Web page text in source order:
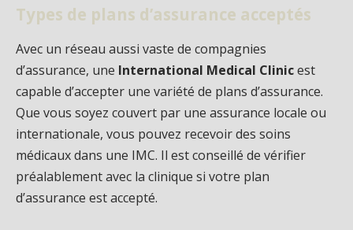
Types de plans d’assurance acceptés
Avec un réseau aussi vaste de compagnies
d’assurance, une International Medical Clinicest
capable d’accepter une variété de plans d’assurance.
Que vous soyez couvert par une assurance locale ou
internationale, vous pouvez recevoir des soins
médicaux dans une IMC. Il est conseillé de vérifier
préalablement avec la clinique si votre plan
d’assurance est accepté.